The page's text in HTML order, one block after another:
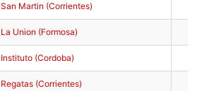
San Martin (Corrientes)
La Union (Formosa)
Instituto (Cordoba)
Regatas (Corrientes)